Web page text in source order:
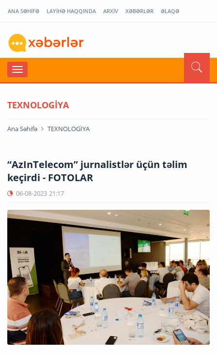
ANA SƏHİFƏ LAYİHƏ HAQQINDA ARXİV XƏBƏRLƏR ƏLAQƏ
TEXNOLOGİYA
Ana Səhifə TEXNOLOGİYA
“AzInTelecom” jurnalistlər üçün təlim
keçirdi - FOTOLAR
06-08-2023 21:17